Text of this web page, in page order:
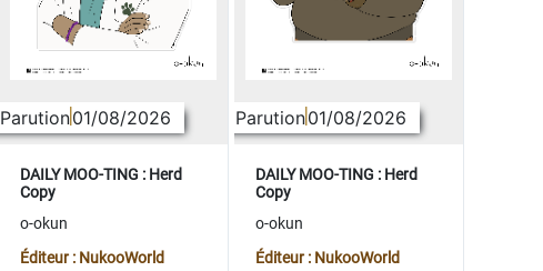
Parution01/08/2026
DAILY MOO-TING : Herd
Copy
o-okun
Éditeur : NukooWorld
Parution01/08/2026
DAILY MOO-TING : Herd
Copy
o-okun
Éditeur : NukooWorld